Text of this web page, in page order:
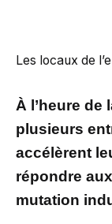
Les locaux de
À l’heure de
plusieurs
accélèrent
répondre
mutation